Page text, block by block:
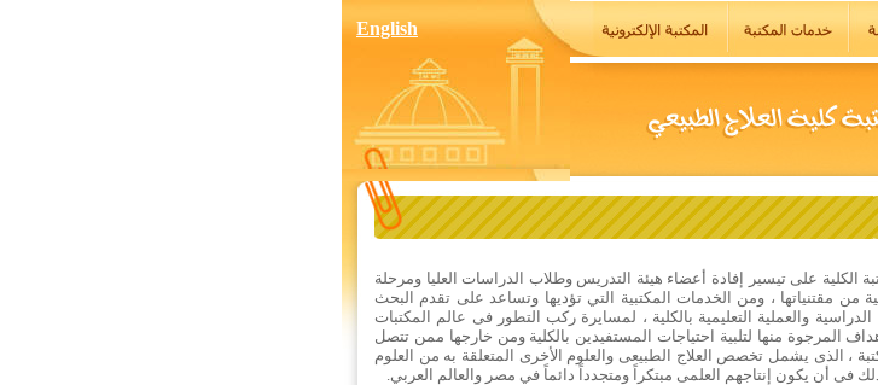
English
الكلية على تيسير إفادة أعضاء هيئة التدريس وطلاب الدراسات العليا ومرحلة
من مقتنياتها ، ومن الخدمات المكتبية التي تؤديها وتساعد على تقدم البحث
والعملية التعليمية بالكلية ، لمسايرة ركب التطور فى عالم المكتبات
المرجوة منها لتلبية احتياجات المستفيدين بالكلية ومن خارجها ممن تتصل
، الذى يشمل تخصص العلاج الطبيعى والعلوم الأخرى المتعلقة به من العلوم
فى أن يكون إنتاجهم العلمى مبتكراً ومتجدداً دائماً في مصر والعالم العربي.